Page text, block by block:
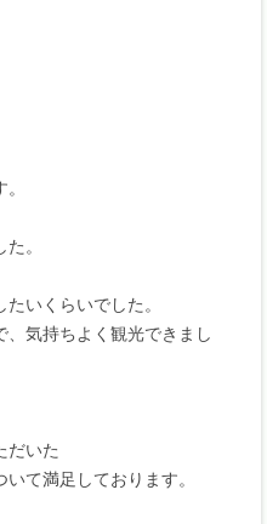
。
いくらいでした。
気持ちよく観光できまし
だいた
て満足しております。